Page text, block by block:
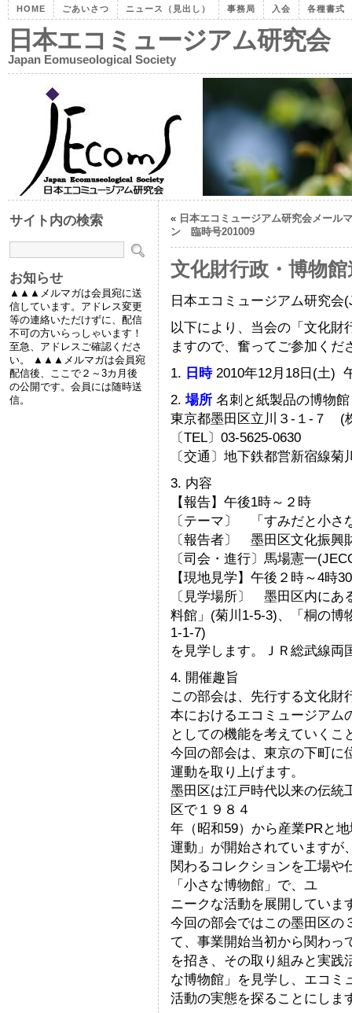
HOME ごあいさつ ニュース（見出し） 事務局 入会 各種書式
日本エコミュージアム研究会
Japan Eomuseological Society
« 日本エコミュージアム研究会メール
ン 臨時号201009
文化財行政・博物
日本エコミュージアム研究会
以下により、当会の「文化財
ますので、奮ってご参加くだ
1. 日時2010年12月18日(土)
2. 場所 名刺と紙製品の博物館
東京都墨田区立川３-１-７ (
〔TEL〕03-5625-0630
〔交通〕地下鉄都営新宿線
3. 内容
【報告】午後1時～２時
〔テーマ〕 「すみだと小さ
〔報告者〕 墨田区文化振
〔司会・進行〕馬場憲一
【現地見学】午後２時～4時
〔見学場所〕 墨田区内にあ
料館」(菊川1-5-3)、「桐の博
1-1-7)
を見学します。ＪＲ総武線両
4. 開催趣旨
この部会は、先行する文化財
本におけるエコミュージアム
としての機能を考えていく
今回の部会は、東京の下町に
運動を取り上げます。
墨田区は江戸時代以来の伝統
区で１９８４
年（昭和59）から産業PRと
運動」が開始されていますが
関わるコレクションを工場や
「小さな博物館」で、ユ
ニークな活動を展開していま
今回の部会ではこの墨田区の
て、事業開始当初から関わっ
を招き、その取り組みと実践
な博物館」を見学し、エコミ
活動の実態を探ることにしま
サイト内の検索
お知らせ
▲▲▲メルマガは会員宛に送
信しています。アドレス変更
等の連絡いただけずに、配信
不可の方いらっしゃいます！
至急、アドレスご確認くださ
い。 ▲▲▲メルマガは会員宛
配信後、ここで２～3カ月後
の公開です。会員には随時送
信。